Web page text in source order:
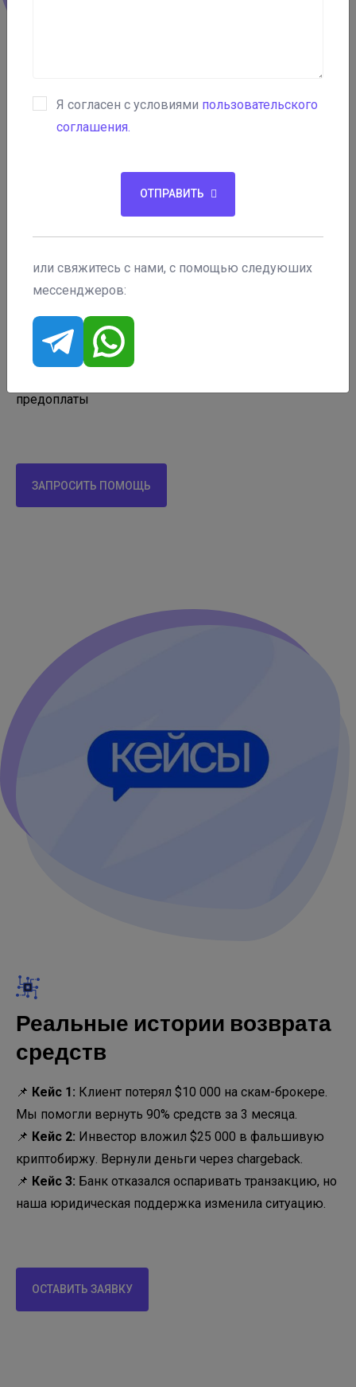
Почему нам доверяют?
Реальные кейсы– сотни успешных возвратов
Работаем официально
Комплексный подход
мошенников
предоплаты
ЗАПРОСИТЬ ПОМОЩЬ
Реальные истории возврата
средств
📌 Кейс 1: Клиент потерял $10 000 на скам-брокере.
Мы помогли вернуть 90% средств за 3 месяца.
📌 Кейс 2: Инвестор вложил $25 000 в фальшивую
криптобиржу. Вернули деньги через chargeback.
📌 Кейс 3: Банк отказался оспаривать транзакцию, но
наша юридическая поддержка изменила ситуацию.
ОСТАВИТЬ ЗАЯВКУ
Я согласен с условиями пользовательского
соглашения.
ОТПРАВИТЬ
или свяжитесь с нами, с помощью следуюших
мессенджеров: